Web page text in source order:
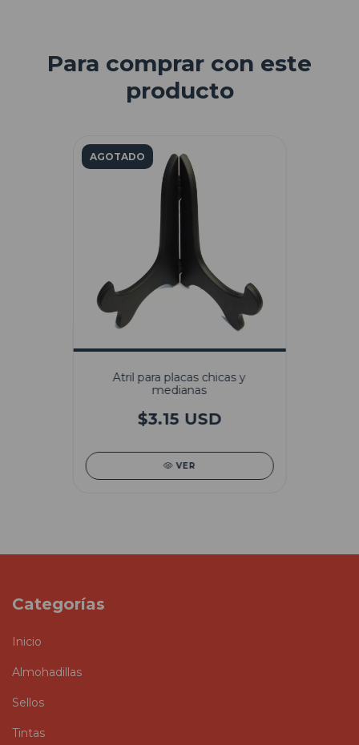
Para comprar con este
producto
AGOTADO
Atril para placas chicas y
medianas
$3.15 USD
VER
Categorías
Inicio
Almohadillas
Sellos
Tintas